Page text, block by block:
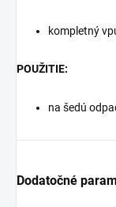
kompletný
POUŽITIE:
na šedú
Dodatočné